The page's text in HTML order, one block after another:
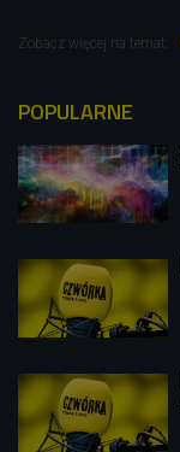
Zobacz więcej na temat:
POPULARNE